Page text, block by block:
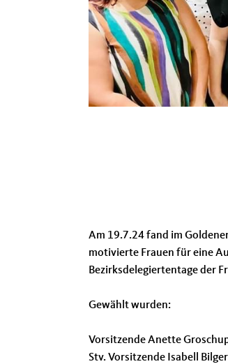
Am 19.7.24 fand im
motivierte Frauen für eine
Bezirksdelegiertentage der
Gewählt wurden:
Vorsitzende Anette
Stv. Vorsitzende Isabell Bilger